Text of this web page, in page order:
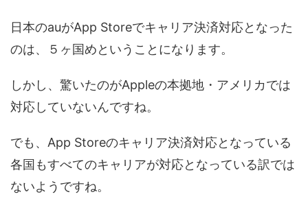
日本のauがApp Storeでキャリア決済対応となった
のは、５ヶ国めということになります。
しかし、驚いたのがAppleの本拠地・アメリカでは
対応していないんですね。
でも、App Storeのキャリア決済対応となっている
各国もすべてのキャリアが対応となっている訳では
ないようですね。